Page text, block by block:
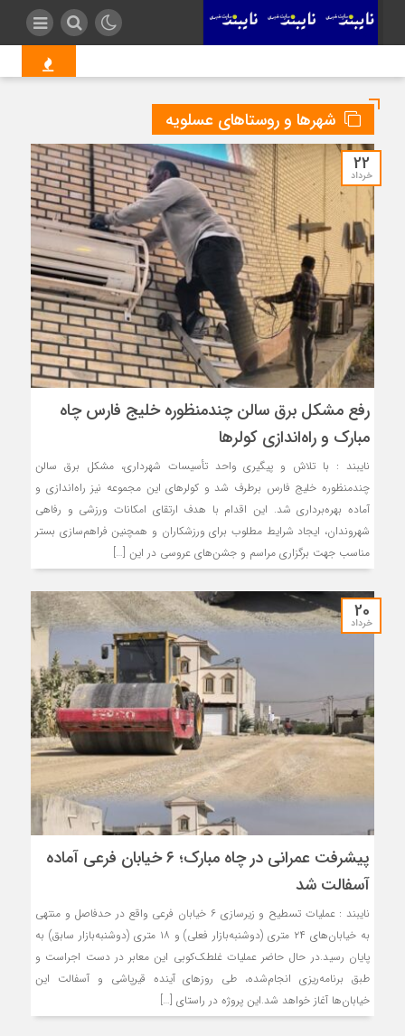
دولتی‌زاده از
شهرها و روستاهای عسلویه
22
خرداد
رفع مشکل برق سالن چندمنظوره خلیج فارس چاه
مبارک و راه‌اندازی کولرها
نایبند : با تلاش و پیگیری واحد تأسیسات شهرداری، مشکل برق سالن
چندمنظوره خلیج فارس برطرف شد و کولرهای این مجموعه نیز راه‌اندازی و
آماده بهره‌برداری شد. این اقدام با هدف ارتقای امکانات ورزشی و رفاهی
شهروندان، ایجاد شرایط مطلوب برای ورزشکاران و همچنین فراهم‌سازی بستر
مناسب جهت برگزاری مراسم و جشن‌های عروسی در این […]
20
خرداد
پیشرفت عمرانی در چاه مبارک؛ ۶ خیابان فرعی آماده
آسفالت شد
نایبند : عملیات تسطیح و زیرسازی ۶ خیابان فرعی واقع در حدفاصل و منتهی
به خیابان‌های ۲۴ متری (دوشنبه‌بازار فعلی) و ۱۸ متری (دوشنبه‌بازار سابق) به
پایان رسید.در حال حاضر عملیات غلطک‌کوبی این معابر در دست اجراست و
طبق برنامه‌ریزی انجام‌شده، طی روزهای آینده قیرپاشی و آسفالت این
خیابان‌ها آغاز خواهد شد.این پروژه در راستای […]